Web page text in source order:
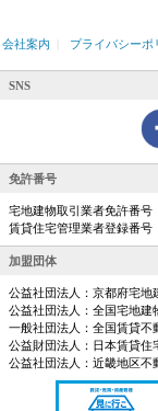
会社案内 プライバシーポ
SNS
免許番号
宅地建物取引業者免許番
賃貸住宅管理業者登録番
加盟団体
公益社団法人：京都府宅地
公益社団法人：全国宅地建
一般社団法人：全国賃貸不
公益財団法人：日本賃貸住
公益社団法人：近畿地区不